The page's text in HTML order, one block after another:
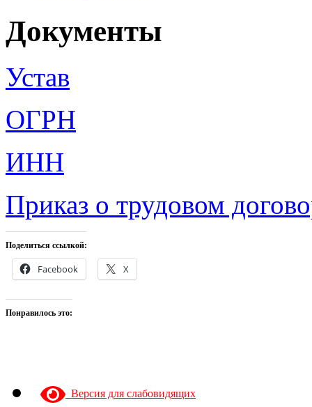
Документы
Устав
ОГРН
ИНН
Приказ о трудовом
Поделиться ссылкой:
Facebook X
Понравилось это:
Версия для слабовидящих